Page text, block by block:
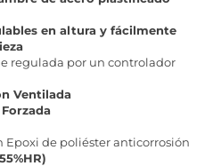
en altura y fácilmente
regulada por un controlador
Ventilada
Epoxi de poliéster anticorrosión